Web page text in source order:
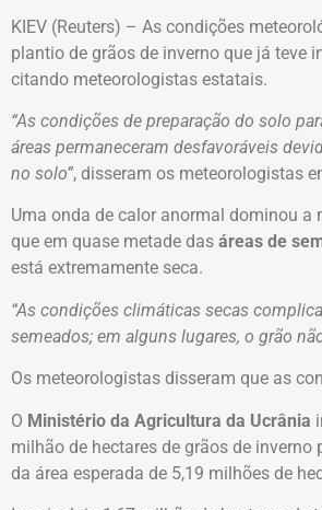
KIEV (Reuters) – As condições
plantio de grãos de inverno que já teve
citando meteorologistas estatais.
“As condições de preparação do solo
áreas permaneceram desfavoráveis
no solo”, disseram os meteorologistas
Uma onda de calor anormal dominou a
que em quase metade das áreas de
está extremamente seca.
“As condições climáticas secas
semeados; em alguns lugares, o grão
Os meteorologistas disseram que as
O Ministério da Agricultura da Ucrânia
milhão de hectares de grãos de inverno
da área esperada de 5,19 milhões de